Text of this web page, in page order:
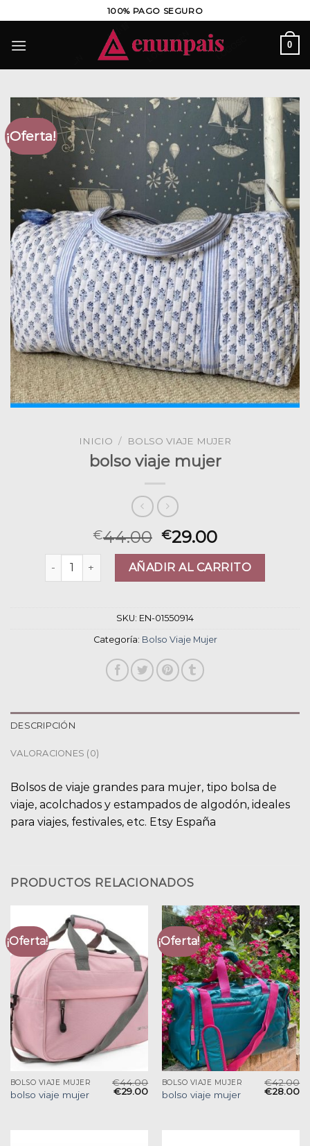
al
contenido
100% PAGO SEGURO
0
¡Oferta!
INICIO / BOLSO VIAJE MUJER
bolso viaje mujer
€44.00 €29.00
bolso viaje mujer cantidadAÑADIR AL CARRITO
SKU: EN-01550914
Categoría: Bolso Viaje Mujer
DESCRIPCIÓN
VALORACIONES (0)
Bolsos de viaje grandes para mujer, tipo bolsa de
viaje, acolchados y estampados de algodón, ideales
para viajes, festivales, etc. Etsy España
PRODUCTOS RELACIONADOS
¡Oferta!
BOLSO VIAJE MUJER
bolso viaje mujer
€44.00
€29.00
¡Oferta!
BOLSO VIAJE MUJER
bolso viaje mujer
€42.00
€28.00